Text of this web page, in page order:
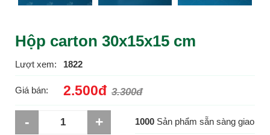
Hộp carton 30x15x15 cm
Lượt xem: 1822
Giá bán: 2.500đ 3.300đ
- + 1000 Sản phẩm sẵn sàng giao